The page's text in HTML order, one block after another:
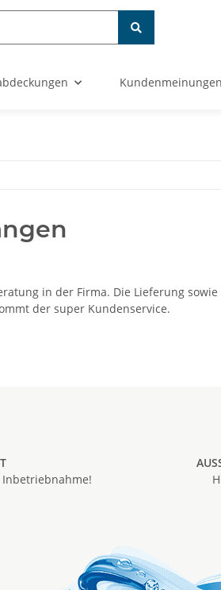
Kundenmeinungen
in der Firma. Die Lieferung
der super Kundenservice.